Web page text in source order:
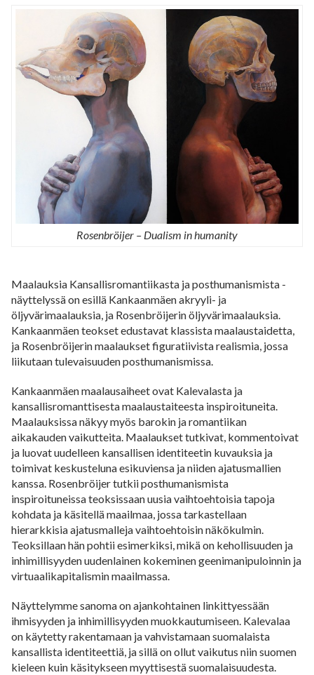
Rosenbröijer – Dualism in humanity
Maalauksia Kansallisromantiikasta ja posthumanismista -
näyttelyssä on esillä Kankaanmäen akryyli- ja
öljyvärimaalauksia, ja Rosenbröijerin öljyvärimaalauksia.
Kankaanmäen teokset edustavat klassista maalaustaidetta,
ja Rosenbröijerin maalaukset figuratiivista realismia, jossa
liikutaan tulevaisuuden posthumanismissa.
Kankaanmäen maalausaiheet ovat Kalevalasta ja
kansallisromanttisesta maalaustaiteesta inspiroituneita.
Maalauksissa näkyy myös barokin ja romantiikan
aikakauden vaikutteita. Maalaukset tutkivat, kommentoivat
ja luovat uudelleen kansallisen identiteetin kuvauksia ja
toimivat keskusteluna esikuviensa ja niiden ajatusmallien
kanssa. Rosenbröijer tutkii posthumanismista
inspiroituneissa teoksissaan uusia vaihtoehtoisia tapoja
kohdata ja käsitellä maailmaa, jossa tarkastellaan
hierarkkisia ajatusmalleja vaihtoehtoisin näkökulmin.
Teoksillaan hän pohtii esimerkiksi, mikä on kehollisuuden ja
inhimillisyyden uudenlainen kokeminen geenimanipuloinnin ja
virtuaalikapitalismin maailmassa.
Näyttelymme sanoma on ajankohtainen linkittyessään
ihmisyyden ja inhimillisyyden muokkautumiseen. Kalevalaa
on käytetty rakentamaan ja vahvistamaan suomalaista
kansallista identiteettiä, ja sillä on ollut vaikutus niin suomen
kieleen kuin käsitykseen myyttisestä suomalaisuudesta.